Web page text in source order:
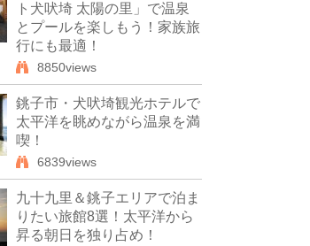
ト犬吠埼 太陽の里」で温泉
とプールを楽しもう！家族旅
行にも最適！
8850views
銚子市・犬吠埼観光ホテルで
太平洋を眺めながら温泉を満
喫！
6839views
九十九里＆銚子エリアで泊ま
りたい旅館8選！太平洋から
昇る朝日を独り占め！